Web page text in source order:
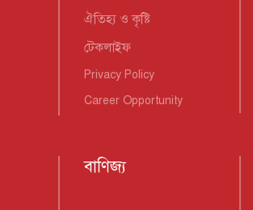
ঐতিহ্য ও কৃষ্টি
টেকলাইফ
Privacy Policy
Career Opportunity
বাণিজ্য